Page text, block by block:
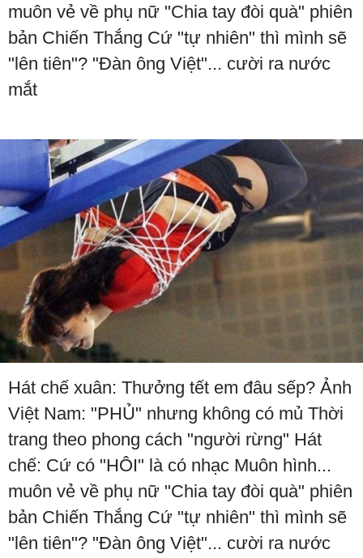
muôn vẻ về phụ nữ "Chia tay đòi quà" phiên
bản Chiến Thắng Cứ "tự nhiên" thì mình sẽ
"lên tiên"? "Đàn ông Việt"... cười ra nước
mắt
Hát chế xuân: Thưởng tết em đâu sếp? Ảnh
Việt Nam: "PHỦ" nhưng không có mủ Thời
trang theo phong cách "người rừng" Hát
chế: Cứ có "HÔI" là có nhạc Muôn hình...
muôn vẻ về phụ nữ "Chia tay đòi quà" phiên
bản Chiến Thắng Cứ "tự nhiên" thì mình sẽ
"lên tiên"? "Đàn ông Việt"... cười ra nước